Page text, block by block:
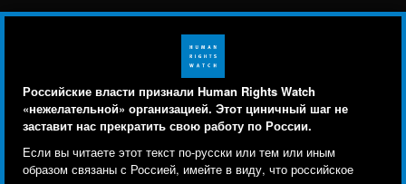
Российские власти признали Human Rights Watch
«нежелательной» организацией. Этот циничный шаг не
заставит нас прекратить свою работу по России.
Если вы читаете этот текст по-русски или тем или иным
образом связаны с Россией, имейте в виду, что российское
Свяжитесь с нами
menu
Заявление о политике конфиденциальности
Карта сайта
Text Version
© 2026 Human Rights Watch
Human Rights Watch cookie preferences
Мы используем файлы cookie, технологии
отслеживания и сторонние аналитические